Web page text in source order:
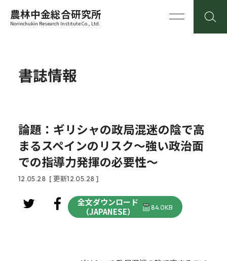
農林中金総合研究所
Norinchukin Research Institute Co., Ltd.
書誌情報
論題：ギリシャの政局混迷の陰で高
まるスペインのリスク～強い政治面
での指導力発揮の必要性～
12.05.28 [ 更新12.05.28 ]
全文ダウンロード
（JAPANESE）
84.0KB